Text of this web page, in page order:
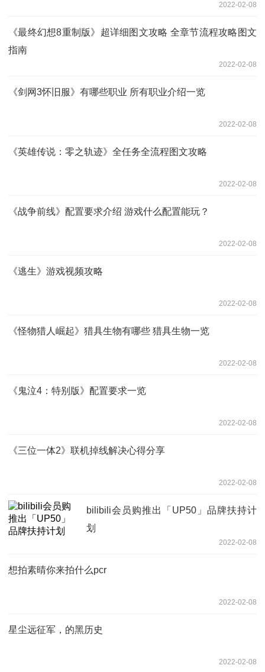
2022-02-08
《最终幻想8重制版》超详细图文攻略 全章节流程攻略图文
指南
2022-02-08
《剑网3怀旧服》有哪些职业 所有职业介绍一览
2022-02-08
《英雄传说：零之轨迹》全任务全流程图文攻略
2022-02-08
《战争前线》配置要求介绍 游戏什么配置能玩？
2022-02-08
《逃生》游戏视频攻略
2022-02-08
《怪物猎人崛起》猎具生物有哪些 猎具生物一览
2022-02-08
《鬼泣4：特别版》配置要求一览
2022-02-08
《三位一体2》联机掉线解决心得分享
2022-02-08
bilibili会员购推出「UP50」品牌扶持计
划
2022-02-08
想拍素晴你来拍什么pcr
2022-02-08
星尘远征军，的黑历史
2022-02-08